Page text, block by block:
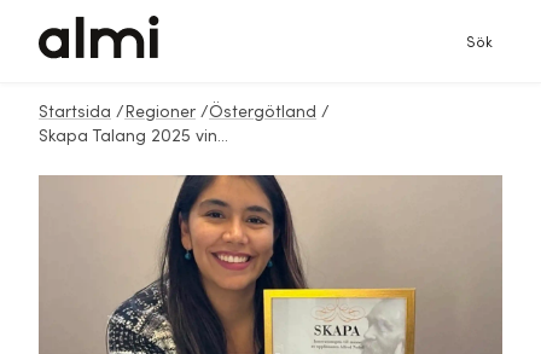
Sök
Startsida / Regioner /Östergötland /
Skapa Talang 2025 vinnare: FluentPal